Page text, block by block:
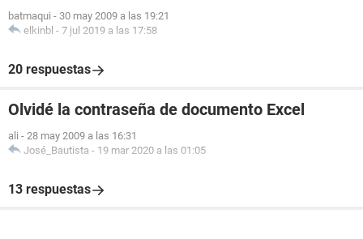
batmaqui - 30 may 2009 a las 19:21
elkinbl - 7 jul 2019 a las 17:58
20 respuestas
Olvidé la contraseña de documento Excel
ali - 28 may 2009 a las 16:31
José_Bautista - 19 mar 2020 a las 01:05
13 respuestas